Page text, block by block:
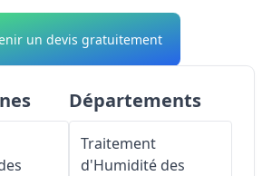
un devis gratuitement
Départements
Traitement
d'Humidité des